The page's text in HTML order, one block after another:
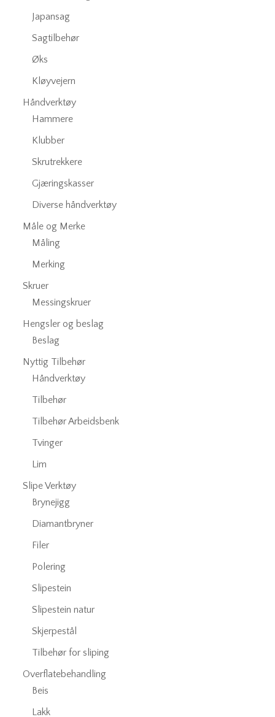
Japansag
Sagtilbehør
Øks
Kløyvejern
Håndverktøy
Hammere
Klubber
Skrutrekkere
Gjæringskasser
Diverse håndverktøy
Måle og Merke
Måling
Merking
Skruer
Messingskruer
Hengsler og beslag
Beslag
Nyttig Tilbehør
Håndverktøy
Tilbehør
Tilbehør Arbeidsbenk
Tvinger
Lim
Slipe Verktøy
Brynejigg
Diamantbryner
Filer
Polering
Slipestein
Slipestein natur
Skjerpestål
Tilbehør for sliping
Overflatebehandling
Beis
Lakk